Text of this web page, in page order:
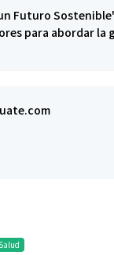
Futuro
para abordar la
Salud